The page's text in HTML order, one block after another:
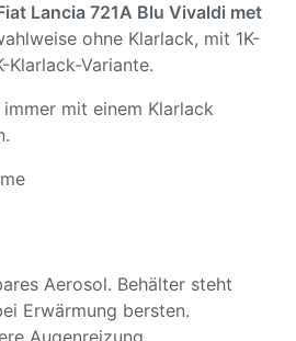
Lancia 721A Blu Vivaldi met
ohne Klarlack, mit 1K-
Klarlack-Variante.
mit einem Klarlack
Aerosol. Behälter steht
Erwärmung bersten.